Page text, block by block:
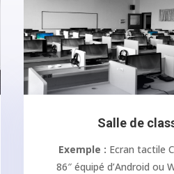
Salle de
Exemple : Ecran tactile
86″ équipé d’Android ou